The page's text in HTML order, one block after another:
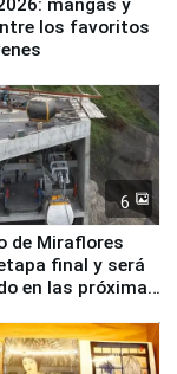
los favoritos
6
de Miraflores
final y será
en las próximas